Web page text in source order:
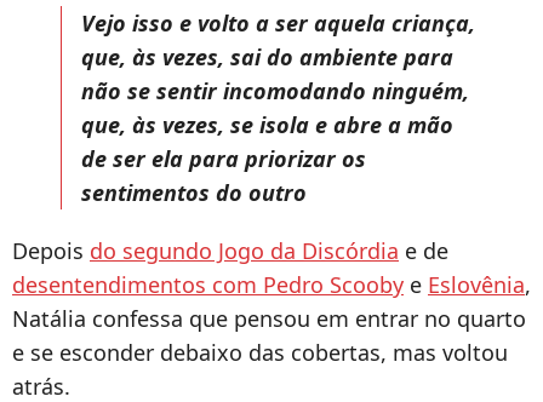
Vejo isso e volto a ser aquela criança,
que, às vezes, sai do ambiente para
não se sentir incomodando ninguém,
que, às vezes, se isola e abre a mão
de ser ela para priorizar os
sentimentos do outro
Depois do segundo Jogo da Discórdia e de
desentendimentos com Pedro Scooby e Eslovênia,
Natália confessa que pensou em entrar no quarto
e se esconder debaixo das cobertas, mas voltou
atrás.